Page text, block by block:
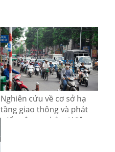
Nghiên cứu về cơ sở hạ
tầng giao thông và phát
triển công nghệ tại Việt